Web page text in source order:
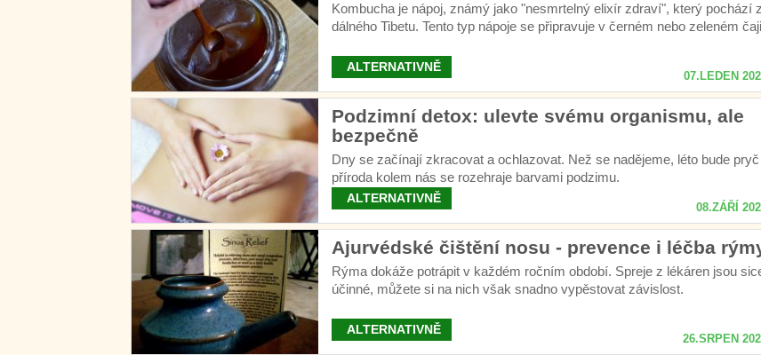
Kombucha je nápoj, známý jako "nesmrtelný elixír zdraví", který pochází z
dálného Tibetu. Tento typ nápoje se připravuje v černém nebo zeleném
ALTERNATIVNĚ
07.LEDEN
Podzimní detox: ulevte svému organismu, ale
bezpečně
Dny se začínají zkracovat a ochlazovat. Než se nadějeme, léto bude
příroda kolem nás se rozehraje barvami podzimu.
ALTERNATIVNĚ
08.ZÁŘÍ
Ajurvédské čištění nosu - prevence i léčba
Rýma dokáže potrápit v každém ročním období. Spreje z lékáren jsou
účinné, můžete si na nich však snadno vypěstovat závislost.
ALTERNATIVNĚ
26.SRPEN